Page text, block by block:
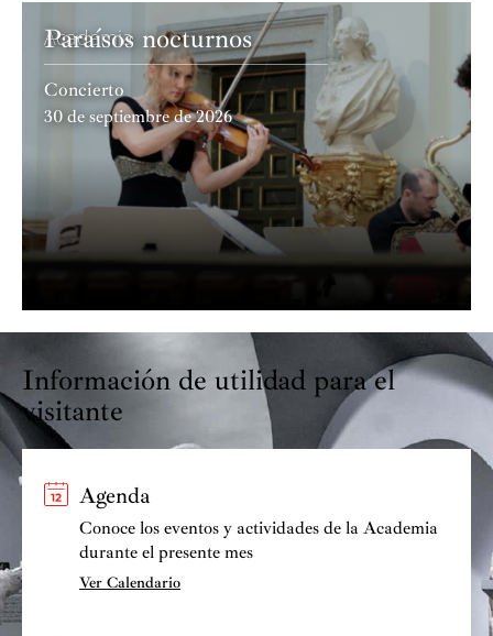
Academia
Paraísos nocturnos
Concierto
30 de septiembre de 2026
Información de utilidad para el
visitante
Agenda
Conoce los eventos y actividades de la Academia
durante el presente mes
Ver Calendario